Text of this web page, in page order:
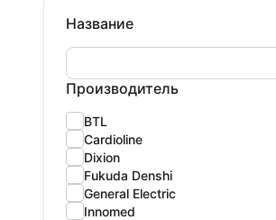
Название
Производитель
BTL
Cardioline
Dixion
Fukuda Denshi
General Electric
Innomed